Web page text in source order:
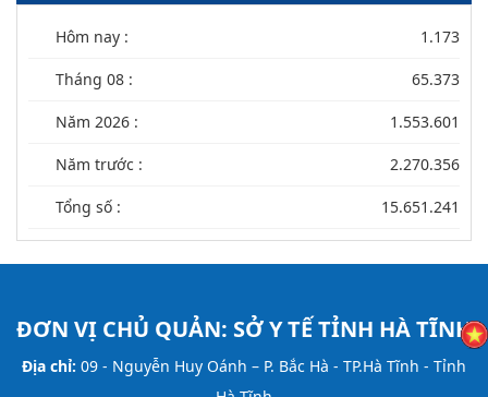
Hôm nay : 1.173
Tháng 08 : 65.373
Năm 2026 : 1.553.601
Năm trước : 2.270.356
Tổng số : 15.651.241
ĐƠN VỊ CHỦ QUẢN: SỞ Y TẾ TỈNH HÀ TĨNH
Địa chỉ: 09 - Nguyễn Huy Oánh – P. Bắc Hà - TP.Hà Tĩnh - Tỉnh